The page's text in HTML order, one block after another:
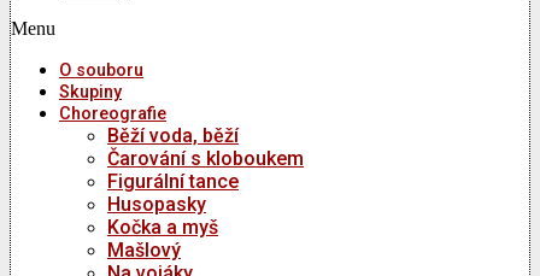
Menu
O souboru
Skupiny
Choreografie
Běží voda, běží
Čarování s kloboukem
Figurální tance
Husopasky
Kočka a myš
Mašlový